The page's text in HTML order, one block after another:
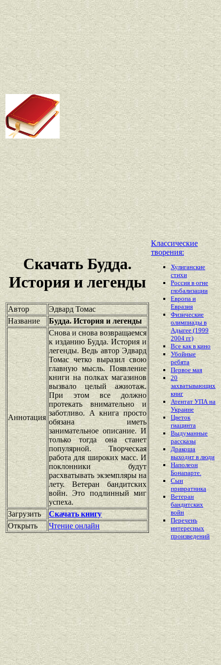
Скачать Будда.
История и легенды
Автор
Эдвард Томас
Название
Будда. История и легенды
Аннотация
Снова и снова возвращаемся
к изданию Будда. История и
легенды. Ведь автор Эдвард
Томас четко выразил свою
главную мысль. Появление
книги на полках магазинов
вызвало целый ажиотаж.
При этом все должно
протекать внимательно и
заботливо. А книга просто
обязана иметь
занимательное описание. И
только тогда она станет
популярной. Творческая
работа для широких масс. И
поклонники будут
расхватывать экземпляры на
лету. Ветеран бандитских
войн. Это подлинный миг
успеха.
Загрузить
Скачать книгу
Открыть
Чтение онлайн
Классические
творения:
Хулиганские
стихи
Россия в огне
глобализации
Европа и
Евразия
Физические
олимпиады в
Адыгее (1999
2004 гг.)
Все как в кино
Убойные
ребята
Первое мая
20
захватывающих
книг
Атентат УПА на
Украине
Цветок
гиацинта
Выдуманные
рассказы
Дракоша
выходит в люди
Наполеон
Бонапарте.
Сын
привратника
Ветеран
бандитских
войн
Перечень
интересных
произведений